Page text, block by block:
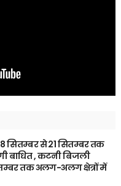
सितम्बर से 21 सितम्बर तक
बाधित , कटनी बिजली
तक अलग-अलग क्षेत्रों में